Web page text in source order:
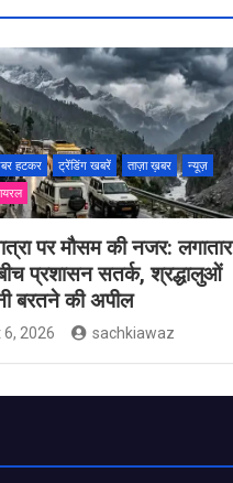
हटकर ट्रेंडिंग खबरें ताज़ा ख़बर
न्यूज़
पर मौसम की नजर: लगातार
प्रशासन सतर्क, श्रद्धालुओं
बरतने की अपील
2026 sachkiawaz